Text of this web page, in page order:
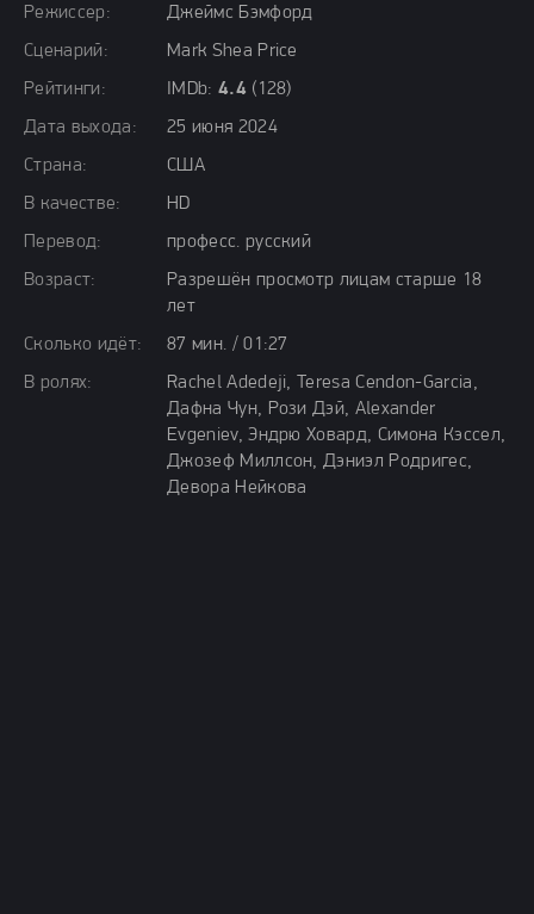
Режиссер:
Джеймс Бэмфорд
Сценарий:
Mark Shea Price
Рейтинги:
IMDb: 4.4 (128)
Дата выхода:
25 июня 2024
Страна:
США
В качестве:
HD
Перевод:
професс. русский
Возраст:
Разрешён просмотр лицам старше 18
лет
Сколько идёт:
87 мин. / 01:27
В ролях:
Rachel Adedeji, Teresa Cendon-Garcia,
Дафна Чун, Рози Дэй, Alexander
Evgeniev, Эндрю Ховард, Симона Кэссел,
Джозеф Миллсон, Дэниэл Родригес,
Девора Нейкова